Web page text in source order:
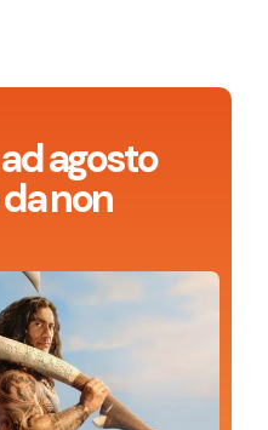
agosto
non